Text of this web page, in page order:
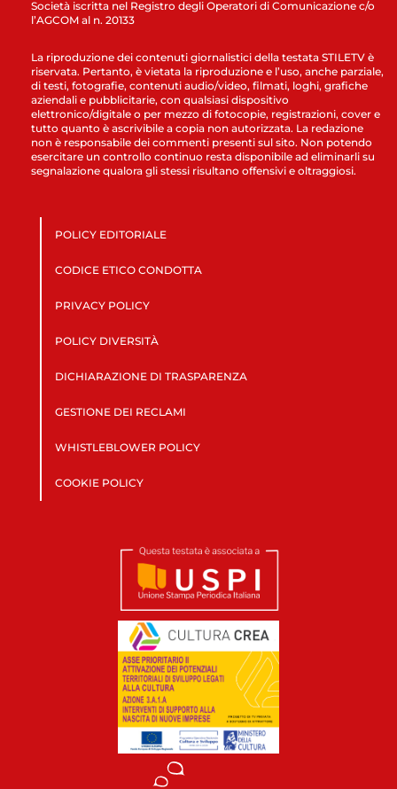
Società iscritta nel Registro degli Operatori di Comunicazione c/o
l’AGCOM al n. 20133
La riproduzione dei contenuti giornalistici della testata STILETV è
riservata. Pertanto, è vietata la riproduzione e l’uso, anche parziale,
di testi, fotografie, contenuti audio/video, filmati, loghi, grafiche
aziendali e pubblicitarie, con qualsiasi dispositivo
elettronico/digitale o per mezzo di fotocopie, registrazioni, cover e
tutto quanto è ascrivibile a copia non autorizzata. La redazione
non è responsabile dei commenti presenti sul sito. Non potendo
esercitare un controllo continuo resta disponibile ad eliminarli su
segnalazione qualora gli stessi risultano offensivi e oltraggiosi.
POLICY EDITORIALE
CODICE ETICO CONDOTTA
PRIVACY POLICY
POLICY DIVERSITÀ
DICHIARAZIONE DI TRASPARENZA
GESTIONE DEI RECLAMI
WHISTLEBLOWER POLICY
COOKIE POLICY